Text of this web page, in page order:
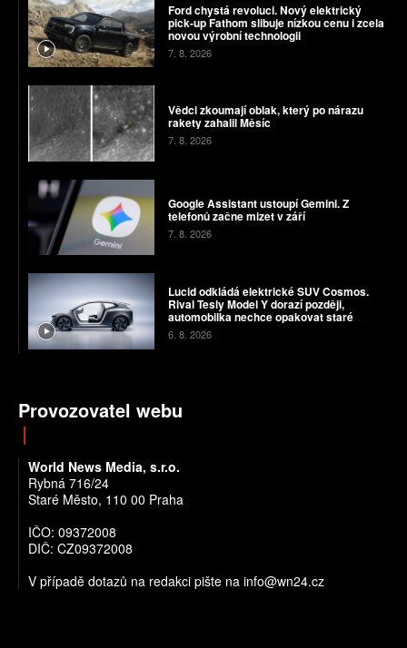
Ford chystá revoluci. Nový elektrický
pick-up Fathom slibuje nízkou cenu i zcela
novou výrobní technologii
7. 8. 2026
Vědci zkoumají oblak, který po nárazu
rakety zahalil Měsíc
7. 8. 2026
Google Assistant ustoupí Gemini. Z
telefonů začne mizet v září
7. 8. 2026
Lucid odkládá elektrické SUV Cosmos.
Rival Tesly Model Y dorazí později,
automobilka nechce opakovat staré
chyby
6. 8. 2026
Provozovatel webu
World News Media, s.r.o.
Rybná 716/24
Staré Město, 110 00 Praha
IČO: 09372008
DIČ: CZ09372008
V případě dotazů na redakci pište na info@wn24.cz